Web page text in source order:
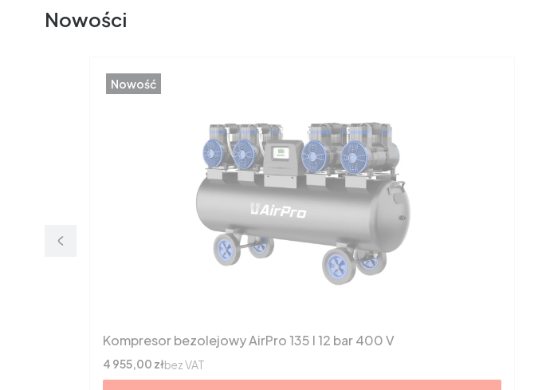
Nowości
Nowość
Kompresor bezolejowy AirPro 135 l 12 bar 400 V
Cena
4 955,00 złbez VAT